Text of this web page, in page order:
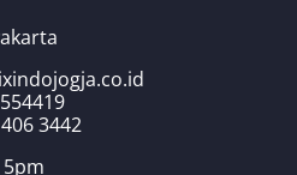
3442
5pm